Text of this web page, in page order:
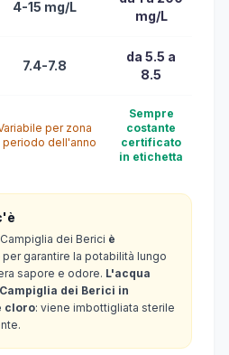
4-15 mg/L
mg/L
7.4-7.8
da 5.5 a
8.5
per zona
periodo dell'anno
Sempre
costante
certificato
in etichetta
dei Berici è
per garantire la potabilità lungo
sapore e odore. L'acqua
dei Berici in
cloro: viene imbottigliata sterile